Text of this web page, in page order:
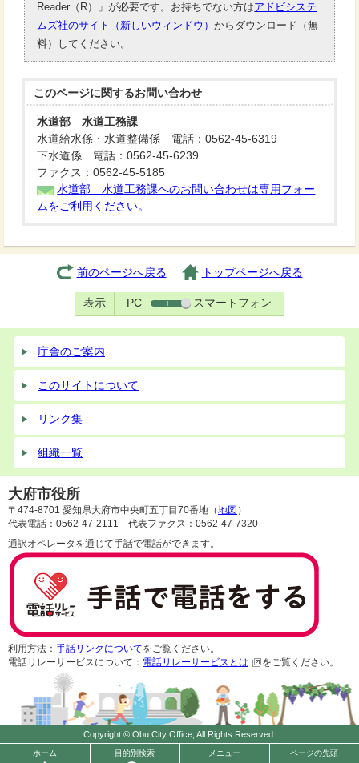
Reader（R）」が必要です。お持ちでない方はアドビシステ
ムズ社のサイト（新しいウィンドウ）からダウンロード（無
料）してください。
このページに関するお問い合わせ
水道部 水道工務課
水道給水係・水道整備係 電話：0562-45-6319
下水道係 電話：0562-45-6239
ファクス：0562-45-5185
水道部 水道工務課へのお問い合わせは専用フォー
ムをご利用ください。
前のページへ戻る トップページへ戻る
表示 PC スマートフォン
ホーム 目的別検索 メニュー ページの先頭
庁舎のご案内
このサイトについて
リンク集
組織一覧
大府市役所
〒474-8701 愛知県大府市中央町五丁目70番地（地図 ）
代表電話：0562-47-2111 代表ファクス：0562-47-7320
通訳オペレータを通じて手話で電話ができます。
利用方法： 手話リンクについてをご覧ください。
電話リレーサービスについて： 電話リレーサービスとは をご覧ください。
Copyright © Obu City Office, All Rights Reserved.